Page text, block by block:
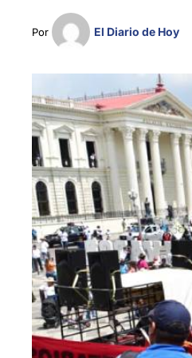
Por El Diario de Hoy